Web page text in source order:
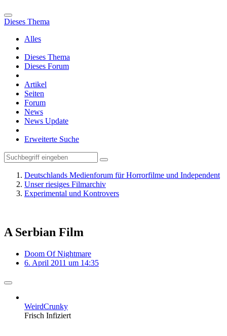
Dieses Thema
Alles
Dieses Thema
Dieses Forum
Artikel
Seiten
Forum
News
News Update
Erweiterte Suche
Deutschlands Medienforum für Horrorfilme und Independent
Unser riesiges Filmarchiv
Experimental und Kontrovers
A Serbian Film
Doom Of Nightmare
6. April 2011 um 14:35
WeirdCrunky
Frisch Infiziert